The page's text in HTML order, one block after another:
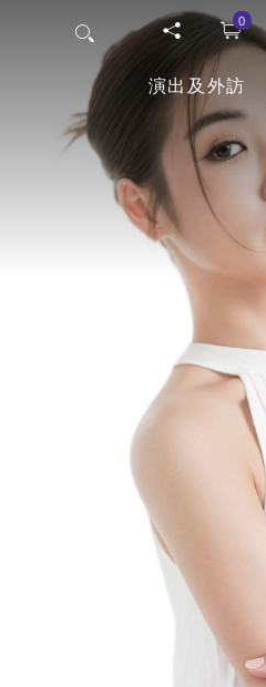
0
演出及外訪
香港舞蹈團四十五周年誌慶
26/27年度舞季
最新上演
特別項目及八樓平台